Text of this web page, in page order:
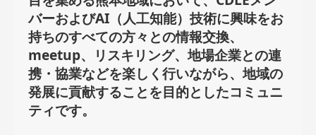
バーおよびAI（人工知能）技術に興味をお
持ちのすべての方々との情報交換、
meetup、リスキリング、地場企業との連
携・協業などを楽しく行いながら、地域の
発展に貢献することを目的としたコミュニ
ティです。